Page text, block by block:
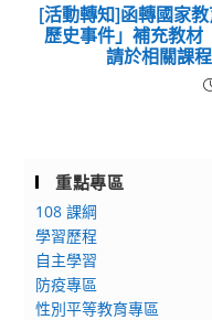
[活動轉知]函轉國家
歷史事件」補充教材
請於相關課
重點專區
108 課綱
學習歷程
自主學習
防疫專區
性別平等教育專區